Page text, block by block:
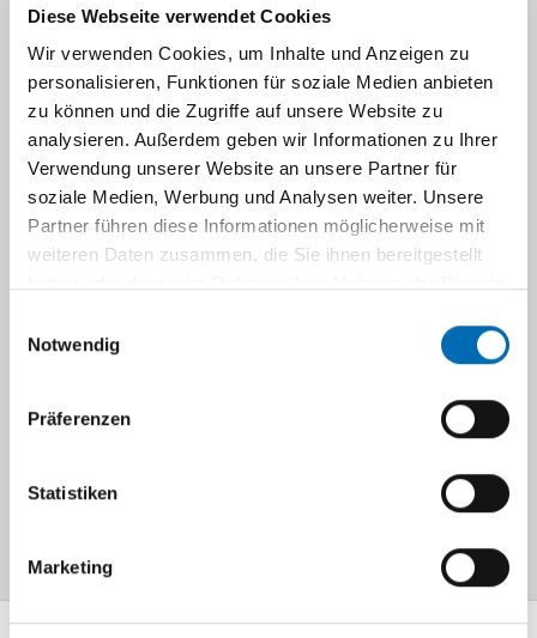
Diese Webseite verwendet Cookies
Wir verwenden Cookies, um Inhalte und Anzeigen zu
personalisieren, Funktionen für soziale Medien anbieten
zu können und die Zugriffe auf unsere Website zu
analysieren. Außerdem geben wir Informationen zu Ihrer
Verwendung unserer Website an unsere Partner für
soziale Medien, Werbung und Analysen weiter. Unsere
Partner führen diese Informationen möglicherweise mit
weiteren Daten zusammen, die Sie ihnen bereitgestellt
Notwendig
Präferenzen
Statistiken
Marketing
Publikationen
Labor für Experimentelle
Ophthalmologie
Klinische Forschung
Navigation
Klinische Forschung
Auf den linken Seiten finden Sie unsere